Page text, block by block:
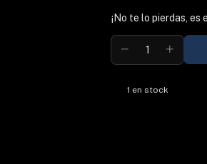
¡No te lo pierdas, es
1 en stock